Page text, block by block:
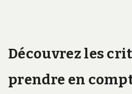
Découvrez les
prendre en